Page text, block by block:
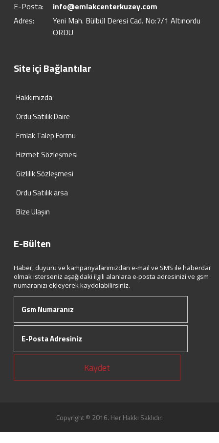
E-Posta:
info@emlakcenterkuzey.com
Adres:
Yeni Mah. Bülbül Deresi Cad. No:7/1 Altınordu
ORDU
Site içi Bağlantılar
Hakkımızda
Ordu Satılık Daire
Emlak Talep Formu
Hizmet Sözleşmesi
Gizlilik Sözleşmesi
Ordu Satılık arsa
Bize Ulaşın
E-Bülten
Haber, duyuru ve kampanyalarımızdan e-mail ve SMS ile haberdar
olmak isterseniz aşağıdaki ilgili alanlara e-posta adresinizi ve gsm
numaranızı ekleyerek kaydolabilirsiniz.
Kaydet
Copyright © 2016. Her Hakkı Saklıdır.